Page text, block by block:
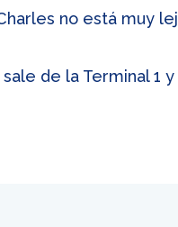
no está muy
sale de la Terminal